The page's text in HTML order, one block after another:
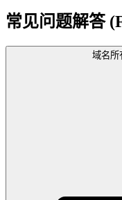
常见问题解答
域名所